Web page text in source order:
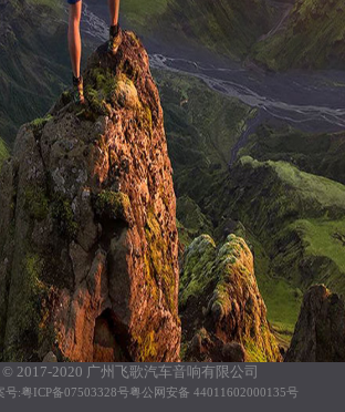
2017-2020 广州飞歌汽车音响有限公司
号:粤ICP备07503328号粤公网安备 44011602000135号